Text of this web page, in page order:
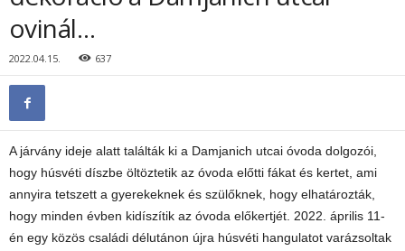
ovinál…
2022.04.15. 637
A járvány ideje alatt találták ki a Damjanich utcai óvoda dolgozói,
hogy húsvéti díszbe öltöztetik az óvoda előtti fákat és kertet, ami
annyira tetszett a gyerekeknek és szülőknek, hogy elhatározták,
hogy minden évben kidíszítik az óvoda előkertjét. 2022. április 11-
én egy közös családi délutánon újra húsvéti hangulatot varázsoltak